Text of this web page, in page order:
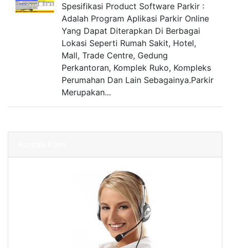
Spesifikasi Product Software Parkir :
Adalah Program Aplikasi Parkir Online
Yang Dapat Diterapkan Di Berbagai
Lokasi Seperti Rumah Sakit, Hotel,
Mall, Trade Centre, Gedung
Perkantoran, Komplek Ruko, Kompleks
Perumahan Dan Lain Sebagainya.Parkir
Merupakan...